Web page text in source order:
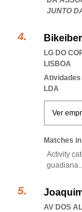
JUNTO
LG DO
LISBOA
LDA
Ver
Matches
Activity
guadiana
AV DOS